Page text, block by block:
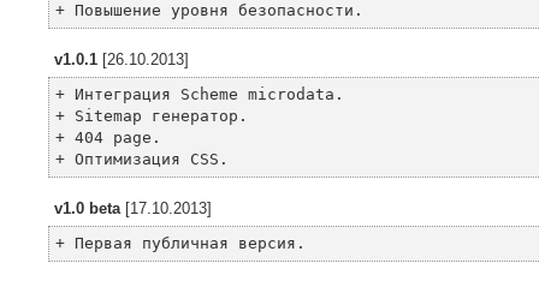
+ Повышение уровня безопасности.
v1.0.1 [26.10.2013]
+ Интеграция Scheme microdata.
+ Sitemap генератор.
+ 404 page.
+ Оптимизация CSS.
v1.0 beta [17.10.2013]
+ Первая публичная версия.